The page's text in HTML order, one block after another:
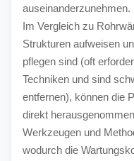
auseinanderzunehmen.
Im Vergleich zu
Strukturen aufweisen
pflegen sind (oft
Techniken und sind
entfernen), können die
direkt
Werkzeugen und
wodurch die